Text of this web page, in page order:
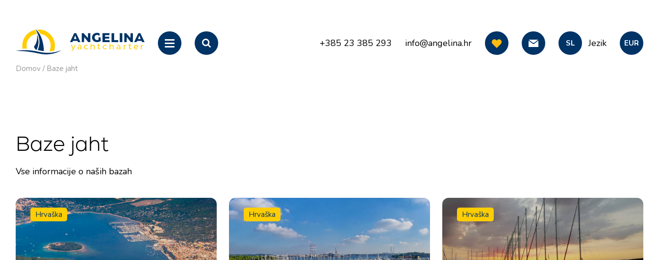
+385 23 385 293 info@angelina.hr SL Jezik EUR
Domov / Baze jaht
Baze jaht
Vse informacije o naših bazah
Hrvaška Hrvaška Hrvaška